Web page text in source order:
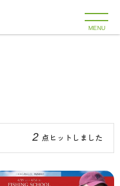
MENU
2 点ヒットしました